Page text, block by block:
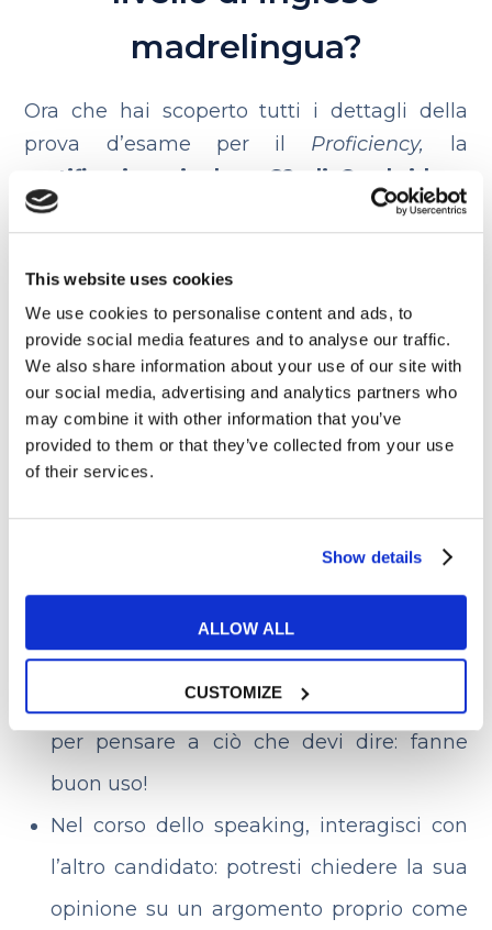
This website uses cookies
We use cookies to personalise content and ads, to
provide social media features and to analyse our traffic.
We also share information about your use of our site with
our social media, advertising and analytics partners who
may combine it with other information that you’ve
provided to them or that they’ve collected from your use
of their services.
Show details
ALLOW ALL
CUSTOMIZE
madrelingua?
Ora che hai scoperto tutti i dettagli della
prova d’esame per il Proficiency,
la
certificazione inglese C2 di Cambridge
voglio darti qualche consiglio per superare
sempre di più a un
madrelingua.
Leggi tantissimo, ogni testo in inglese che
ti capita fra le mani, inclusi testi
accademici e business
soltanto impararle, ma fare in modo di
usarle
In sede d’esame puoi prenderti 10 secondi
per pensare a ciò che devi dire: fanne
buon uso!
Nel corso dello speaking, interagisci con
l’altro candidato: potresti chiedere la sua
opinione su un argomento proprio come